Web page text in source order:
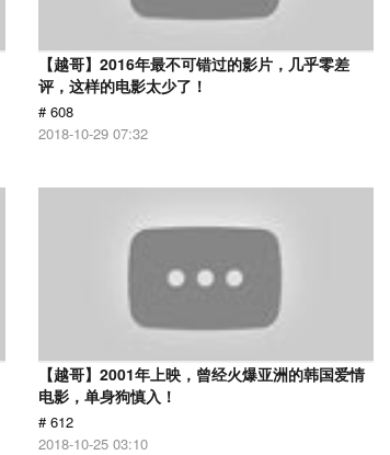
【越哥】2016年最不可错过的影片，几乎零差
评，这样的电影太少了！
# 608
2018-10-29 07:32
【越哥】2001年上映，曾经火爆亚洲的韩国爱情
电影，单身狗慎入！
# 612
2018-10-25 03:10